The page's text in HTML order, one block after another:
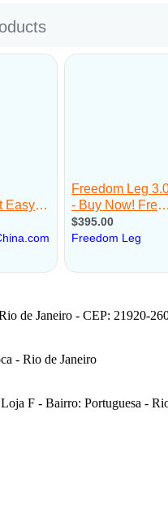
de Janeiro - CEP: 21920-
- Rio de Janeiro
F - Bairro: Portuguesa -